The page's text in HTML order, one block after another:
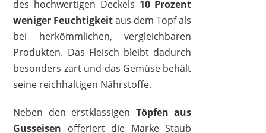
des hochwertigen Deckels 10 Prozent
weniger Feuchtigkeitaus dem Topf als
bei herkömmlichen, vergleichbaren
Produkten. Das Fleisch bleibt dadurch
besonders zart und das Gemüse behält
seine reichhaltigen Nährstoffe.
Neben den erstklassigen Töpfen aus
Gusseisen offeriert die Marke Staub